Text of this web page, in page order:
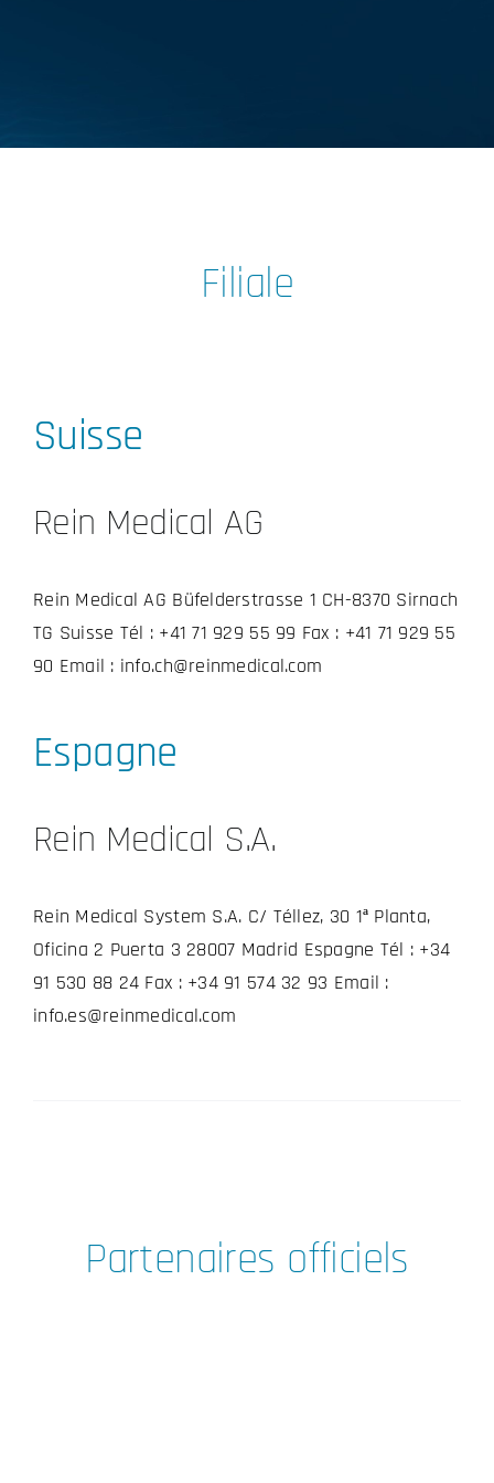
Filiale
Suisse
Rein Medical AG
Rein Medical AG Büfelderstrasse 1 CH-8370 Sirnach
TG Suisse Tél : +41 71 929 55 99 Fax : +41 71 929 55
90 Email : info.ch@reinmedical.com
Espagne
Rein Medical S.A.
Rein Medical System S.A. C/ Téllez, 30 1ª Planta,
Oficina 2 Puerta 3 28007 Madrid Espagne Tél : +34
91 530 88 24 Fax : +34 91 574 32 93 Email :
info.es@reinmedical.com
Partenaires officiels